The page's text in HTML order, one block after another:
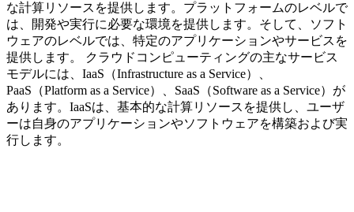
な計算リソースを提供します。プラットフォームのレベルで
は、開発や実行に必要な環境を提供します。そして、ソフト
ウェアのレベルでは、特定のアプリケーションやサービスを
提供します。 クラウドコンピューティングの主なサービス
モデルには、IaaS（Infrastructure as a Service）、
PaaS（Platform as a Service）、SaaS（Software as a Service）が
あります。IaaSは、基本的な計算リソースを提供し、ユーザ
ーは自身のアプリケーションやソフトウェアを構築および実
行します。